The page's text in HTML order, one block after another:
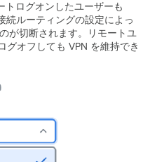
トログオンしたユーザーも
続ルーティングの設定によっ
が切断されます。リモートユ
グオフしても VPN を維持でき